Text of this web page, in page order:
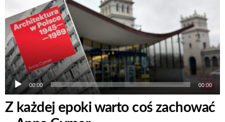
dźwiękowych
00:00 00:00
Z każdej epoki warto coś zachować